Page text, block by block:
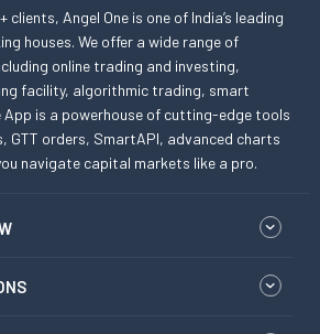
clients, Angel One is one of India’s leading
houses. We offer a wide range of
online trading and investing,
facility, algorithmic trading, smart
App is a powerhouse of cutting-edge tools
GTT orders, SmartAPI, advanced charts
navigate capital markets like a pro.